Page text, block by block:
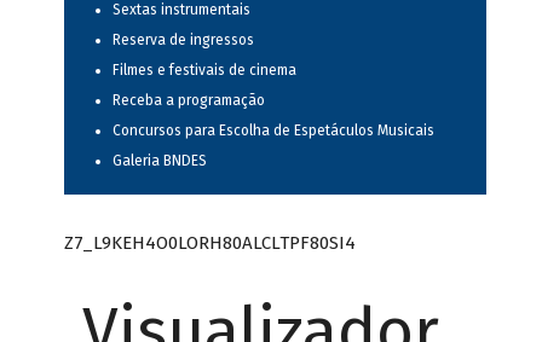
Sextas instrumentais
Reserva de ingressos
Filmes e festivais de cinema
Receba a programação
Concursos para Escolha de Espetáculos Musicais
Galeria BNDES
Z7_L9KEH4O0LORH80ALCLTPF80SI4